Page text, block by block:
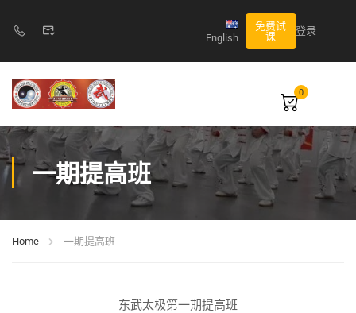
English
免费试
课
登录
0
一期提高班
Home 一期提高班
东武太极第一期提高班